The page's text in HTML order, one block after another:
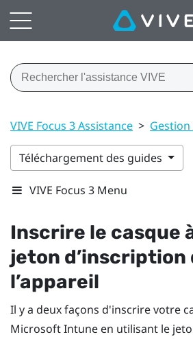
VIVE Focus 3 Assistance >
Téléchargement des guides
VIVE Focus 3 Menu
Inscrire le casque
jeton d’inscription
l’appareil
Il y a deux façons d'inscrire votre
Microsoft Intune en utilisant le